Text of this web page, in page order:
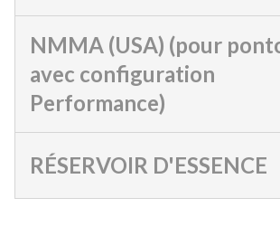
NMMA (USA) (pour
avec configuration
Performance)
RÉSERVOIR D'ESSENCE